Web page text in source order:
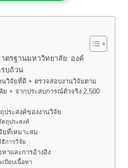
ตรฐานมหาวิทยาลัย: องค์
บถ้วน
วิจัยที่ดี + ตรวจสอบงานวิจัยตาม
+ จากประสบการณ์ตัวจริง 2,500
ประสงค์ของงานวิจัย
ตถุประสงค์
ยที่เหมาะสม
ธีการวิจัย
หาและการอ้างอิง
บียบเนื้อหา